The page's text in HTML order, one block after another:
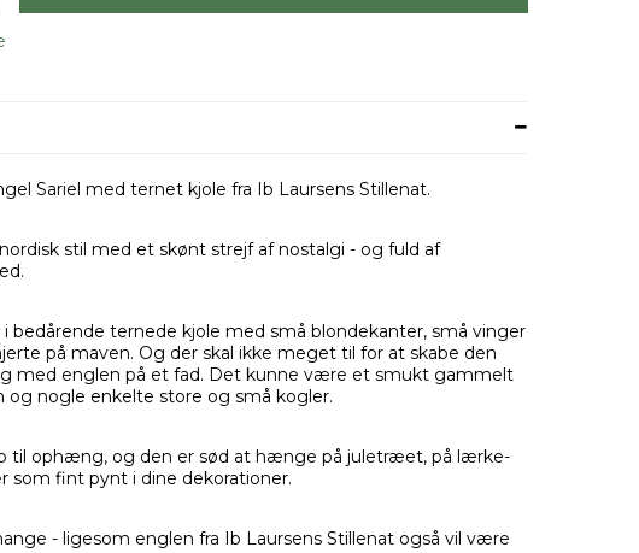
Sariel med ternet kjole fra Ib Laursens Stillenat.
stil med et skønt strejf af nostalgi - og fuld af
i bedårende ternede kjole med små blondekanter, små vinger
på maven. Og der skal ikke meget til for at skabe den
med englen på et fad. Det kunne være et smukt gammelt
nogle enkelte store og små kogler.
til ophæng, og den er sød at hænge på juletræet, på lærke-
som fint pynt i dine dekorationer.
- ligesom englen fra Ib Laursens Stillenat også vil være